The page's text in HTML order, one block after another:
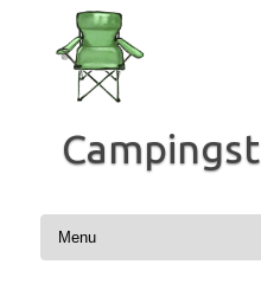
springen